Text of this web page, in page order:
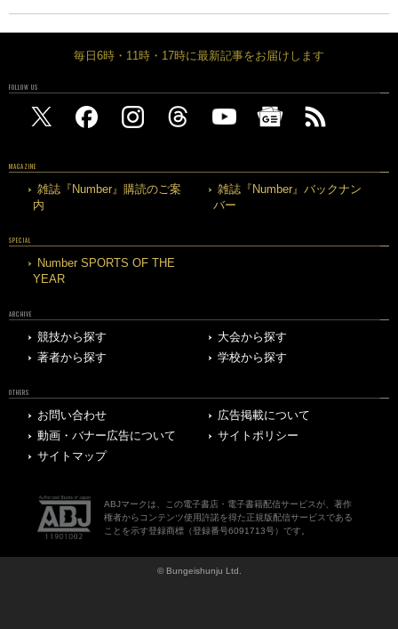
毎日6時・11時・17時に最新記事をお届けします
FOLLOW US
MAGAZINE
雑誌『Number』購読のご案
内
雑誌『Number』バックナン
バー
SPECIAL
Number SPORTS OF THE
YEAR
ARCHIVE
競技から探す
大会から探す
著者から探す
学校から探す
OTHERS
お問い合わせ
広告掲載について
動画・バナー広告について
サイトポリシー
サイトマップ
ABJマークは、この電子書店・電子書籍配信サービスが、著作
権者からコンテンツ使用許諾を得た正規版配信サービスである
ことを示す登録商標（登録番号6091713号）です。
© Bungeishunju Ltd.